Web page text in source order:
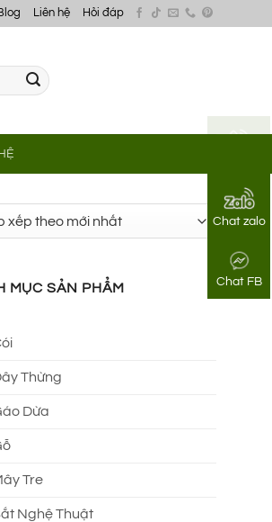
Chat zalo
Chat FB
Liên hệ Hỏi đáp
MỤC SẢN PHẨM
Thừng
Dừa
Tre
Nghệ Thuật